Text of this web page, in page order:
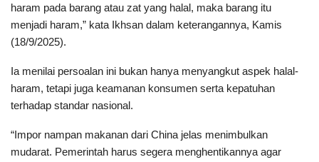
haram pada barang atau zat yang halal, maka barang itu
menjadi haram,” kata Ikhsan dalam keterangannya, Kamis
(18/9/2025).
Ia menilai persoalan ini bukan hanya menyangkut aspek halal-
haram, tetapi juga keamanan konsumen serta kepatuhan
terhadap standar nasional.
“Impor nampan makanan dari China jelas menimbulkan
mudarat. Pemerintah harus segera menghentikannya agar